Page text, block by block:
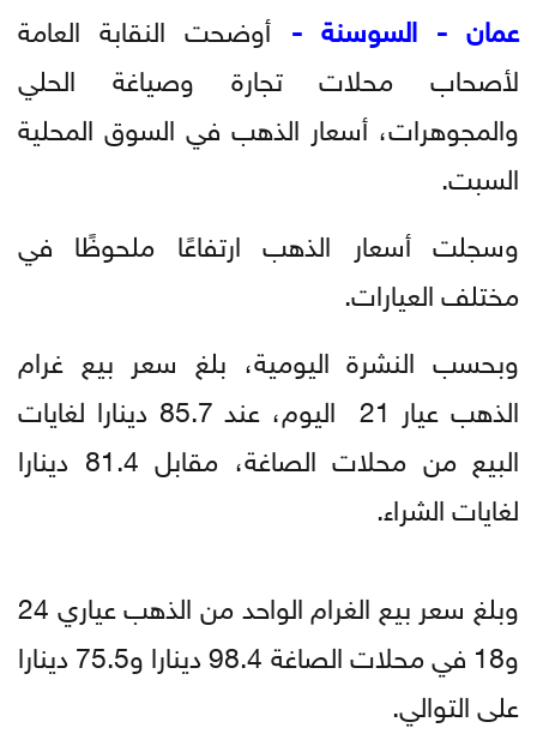
عمان - السوسنة - أوضحت النقابة العامة
لأصحاب محلات تجارة وصياغة الحلي
والمجوهرات، أسعار الذهب في السوق المحلية
السبت.
وسجلت أسعار الذهب ارتفاعًا ملحوظًا في
مختلف العيارات.
وبحسب النشرة اليومية، بلغ سعر بيع غرام
الذهب عيار 21 اليوم، عند 85.7 دينارا لغايات
البيع من محلات الصاغة، مقابل 81.4 دينارا
لغايات الشراء.
وبلغ سعر بيع الغرام الواحد من الذهب عياري 24
و18 في محلات الصاغة 98.4 دينارا و75.5 دينارا
على التوالي.